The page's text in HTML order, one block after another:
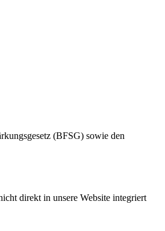
(BFSG) sowie den
direkt in unsere Website integriert